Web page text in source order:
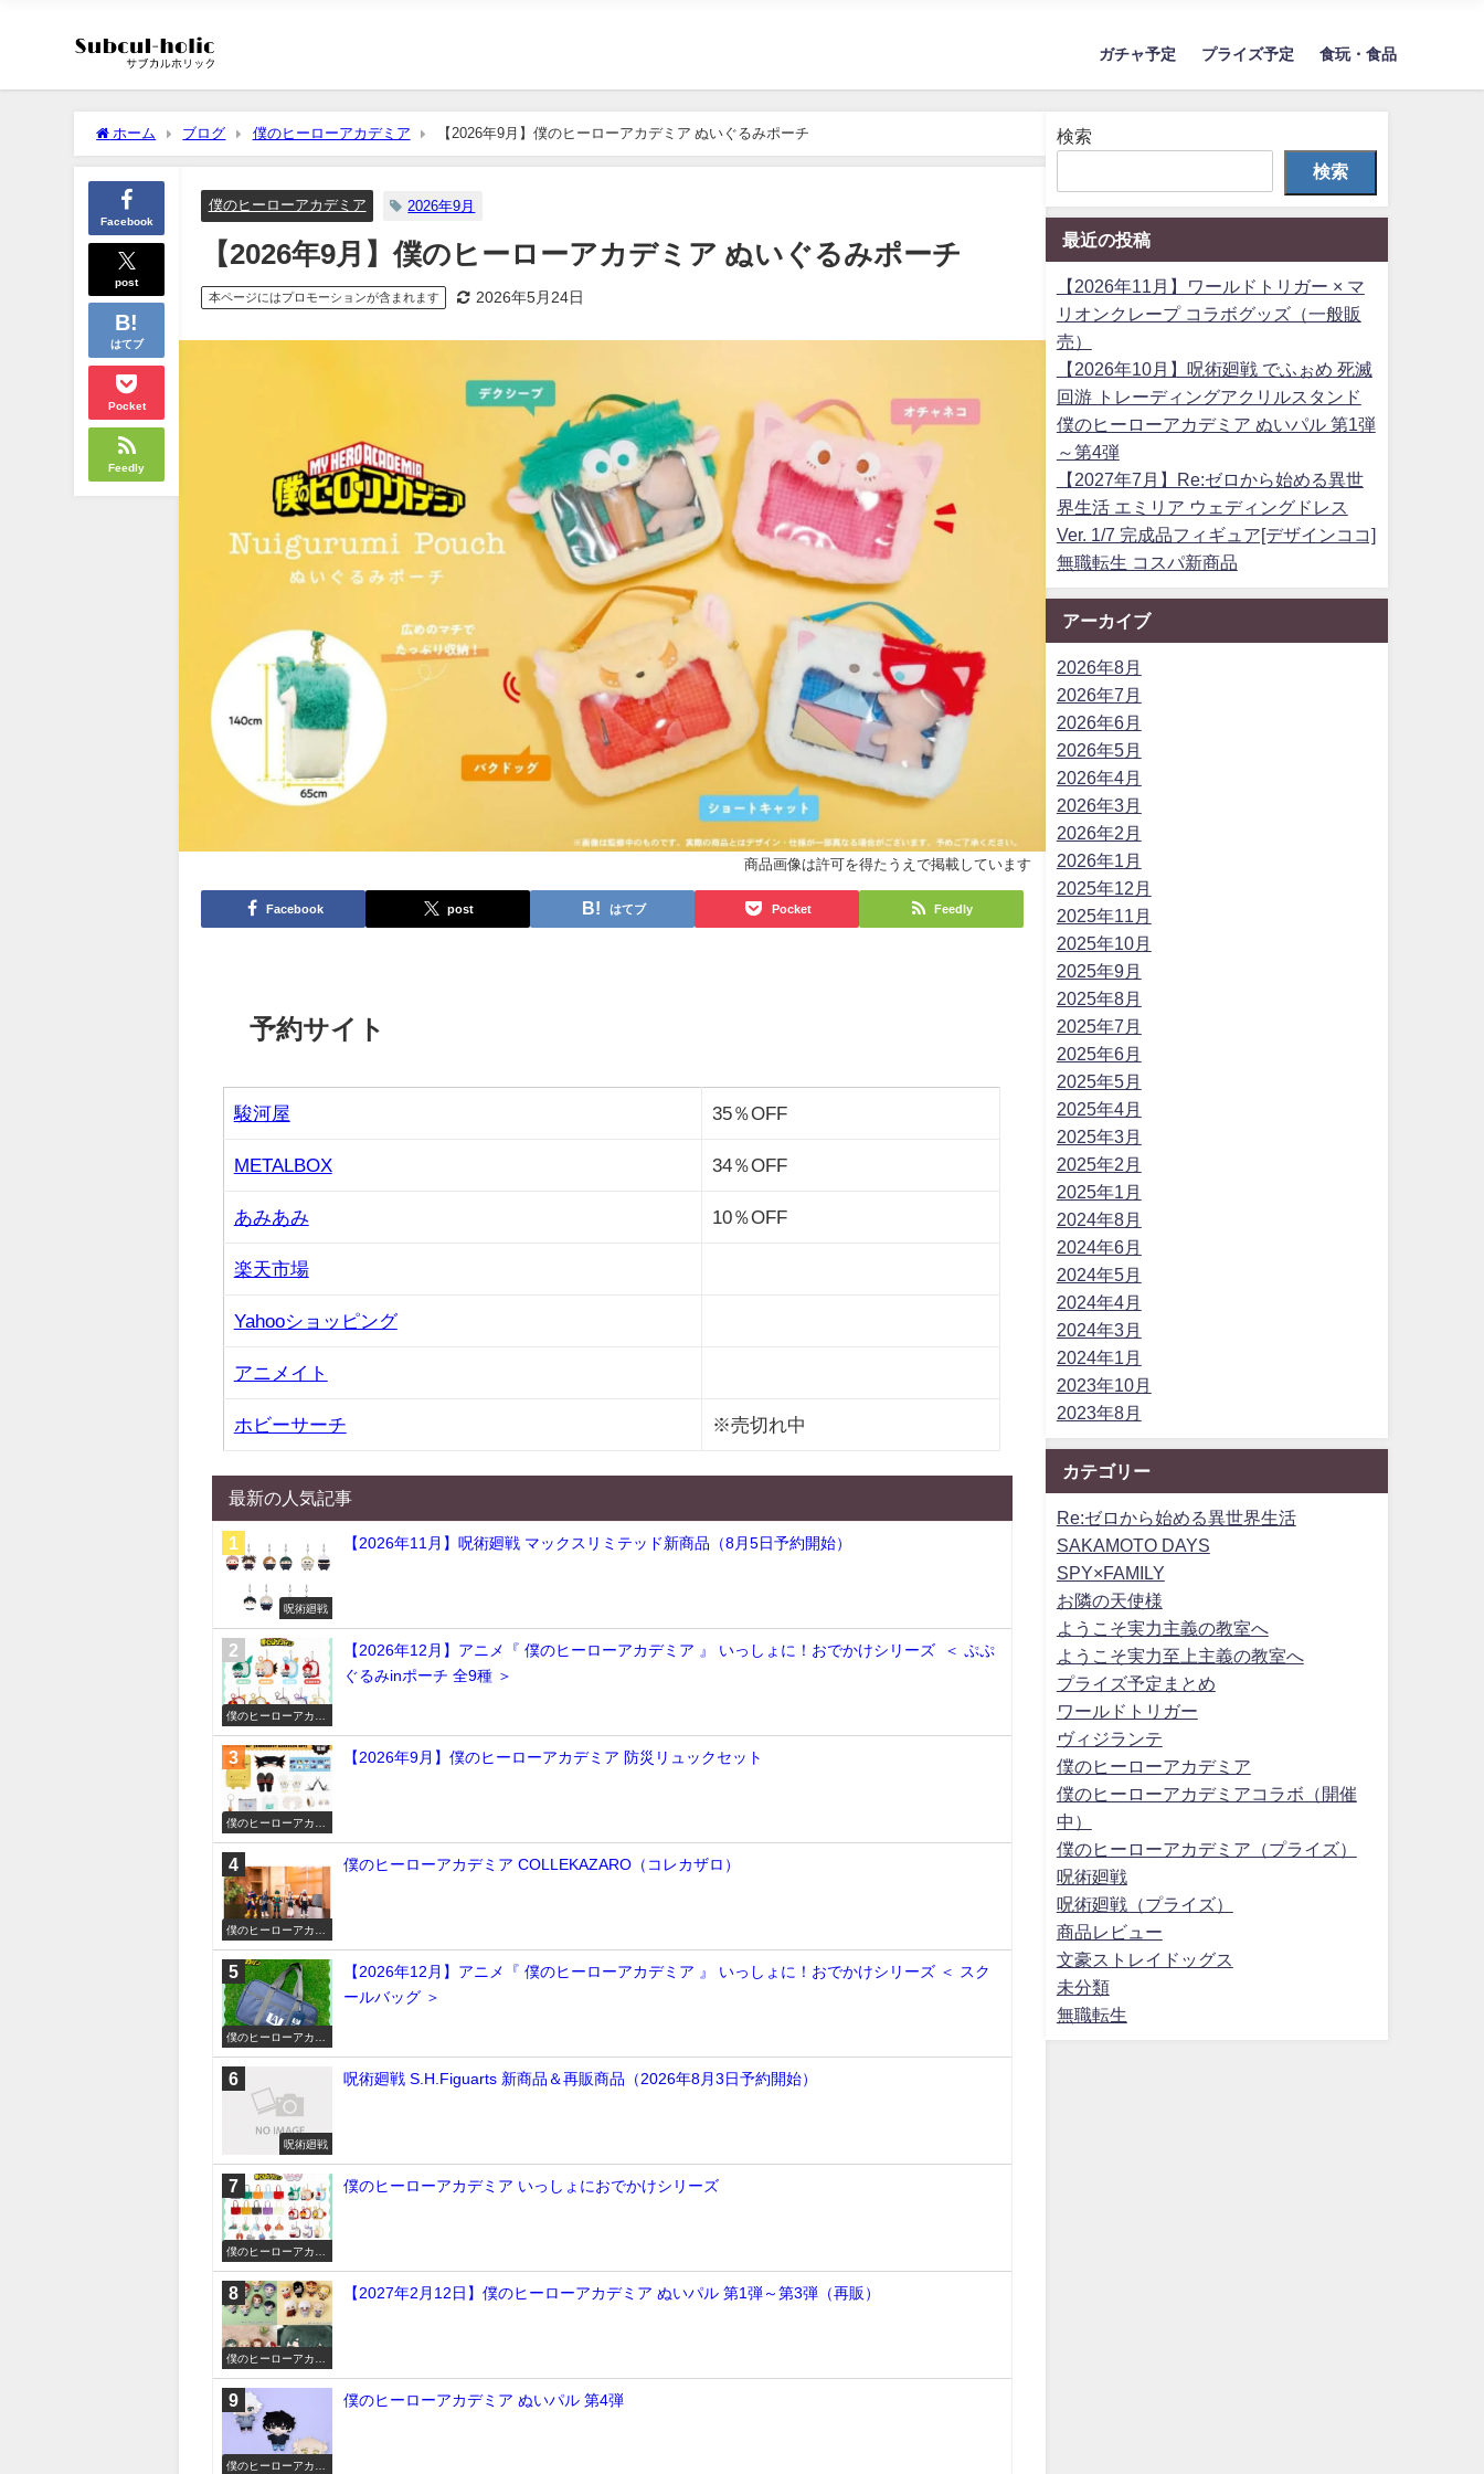
ガチャ予定 プライズ予定 食玩・食品
ホーム ブログ 僕のヒーローアカデミア 【2026年9月】僕のヒーローアカデミア ぬいぐるみポーチ
Facebook
post
はてブ
Pocket
Feedly
僕のヒーローアカデミア 2026年9月
【2026年9月】僕のヒーローアカデミア ぬいぐるみポーチ
本ページにはプロモーションが含まれます 2026年5月24日
商品画像は許可を得たうえで掲載しています
Facebook post はてブ Pocket Feedly
予約サイト
駿河屋 35％OFF
METALBOX 34％OFF
あみあみ 10％OFF
楽天市場
Yahooショッピング
アニメイト
ホビーサーチ ※売切れ中
最新の人気記事
呪術廻戦
【2026年11月】呪術廻戦 マックスリミテッド新商品（8月5日予約開始）
僕のヒーローアカデ
ミア
【2026年12月】アニメ『 僕のヒーローアカデミア 』 いっしょに！おでかけシリーズ ＜ ぷぷ
ぐるみinポーチ 全9種 ＞
僕のヒーローアカデ
ミア
【2026年9月】僕のヒーローアカデミア 防災リュックセット
僕のヒーローアカデ
ミア
僕のヒーローアカデミア COLLEKAZARO（コレカザロ）
僕のヒーローアカデ
ミア
【2026年12月】アニメ『 僕のヒーローアカデミア 』 いっしょに！おでかけシリーズ ＜ スク
ールバッグ ＞
呪術廻戦
呪術廻戦 S.H.Figuarts 新商品＆再販商品（2026年8月3日予約開始）
僕のヒーローアカデ
ミア
僕のヒーローアカデミア いっしょにおでかけシリーズ
僕のヒーローアカデ
ミア
【2027年2月12日】僕のヒーローアカデミア ぬいパル 第1弾～第3弾（再販）
僕のヒーローアカデ
僕のヒーローアカデミア ぬいパル 第4弾
検索
検索
最近の投稿
【2026年11月】ワールドトリガー × マ
リオンクレープ コラボグッズ（一般販
売）
【2026年10月】呪術廻戦 でふぉめ 死滅
回游 トレーディングアクリルスタンド
僕のヒーローアカデミア ぬいパル 第1弾
～第4弾
【2027年7月】Re:ゼロから始める異世
界生活 エミリア ウェディングドレス
Ver. 1/7 完成品フィギュア[デザインココ]
無職転生 コスパ新商品
アーカイブ
2026年8月
2026年7月
2026年6月
2026年5月
2026年4月
2026年3月
2026年2月
2026年1月
2025年12月
2025年11月
2025年10月
2025年9月
2025年8月
2025年7月
2025年6月
2025年5月
2025年4月
2025年3月
2025年2月
2025年1月
2024年8月
2024年6月
2024年5月
2024年4月
2024年3月
2024年1月
2023年10月
2023年8月
カテゴリー
Re:ゼロから始める異世界生活
SAKAMOTO DAYS
SPY×FAMILY
お隣の天使様
ようこそ実力主義の教室へ
ようこそ実力至上主義の教室へ
プライズ予定まとめ
ワールドトリガー
ヴィジランテ
僕のヒーローアカデミア
僕のヒーローアカデミアコラボ（開催
中）
僕のヒーローアカデミア（プライズ）
呪術廻戦
呪術廻戦（プライズ）
商品レビュー
文豪ストレイドッグス
未分類
無職転生